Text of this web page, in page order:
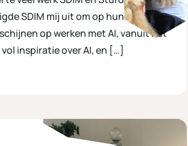
SDIM mij uit om op hun AI Event bij
op werken met AI, vanuit het
inspiratie over AI, en […]